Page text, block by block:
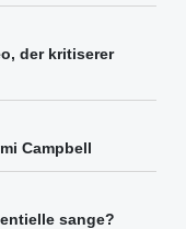
der kritiserer
Campbell
sange?